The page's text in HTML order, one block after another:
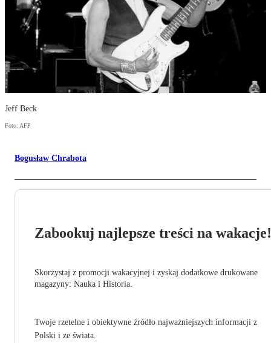
Jeff Beck
Foto: AFP
Bogusław Chrabota
Zabookuj najlepsze treści na wakacje!
Skorzystaj z promocji wakacyjnej i zyskaj dodatkowe drukowane
magazyny: Nauka i Historia.
Twoje rzetelne i obiektywne źródło najważniejszych informacji z
Polski i ze świata.